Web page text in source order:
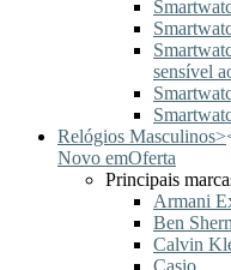
sensível
Relógios Masculinos>
Novo emOferta
Principais
Armani
Ben
Calvin
Casio